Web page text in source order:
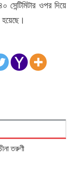
সেন্টিমিটার ওপর দিয়ে
তরুণী